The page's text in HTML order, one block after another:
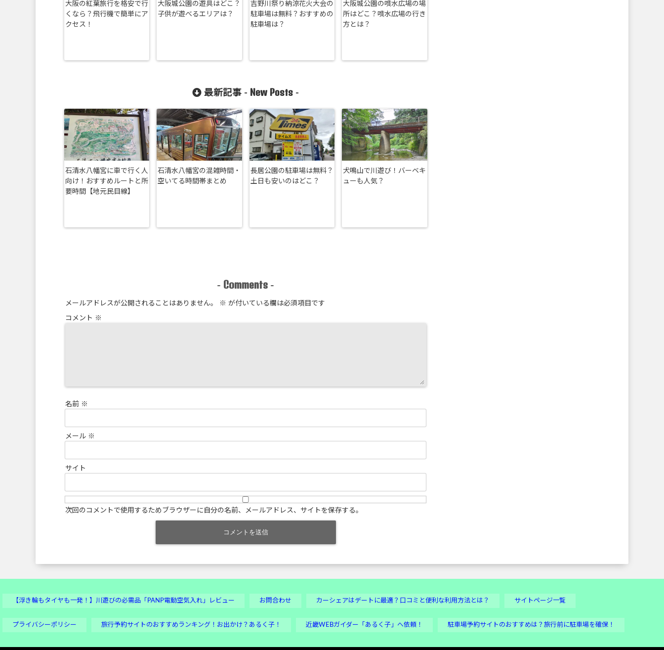
大阪の紅葉旅行を格安で行
くなら？飛行機で簡単にア
クセス！
大阪城公園の遊具はどこ？
子供が遊べるエリアは？
吉野川祭り納涼花火大会の
駐車場は無料？おすすめの
駐車場は？
大阪城公園の噴水広場の場
所はどこ？噴水広場の行き
方とは？
最新記事 - New Posts -
石清水八幡宮に車で行く人
向け！おすすめルートと所
要時間【地元民目線】
石清水八幡宮の混雑時間・
空いてる時間帯まとめ
長居公園の駐車場は無料？
土日も安いのはどこ？
犬鳴山で川遊び！バーベキ
ューも人気？
- Comments -
メールアドレスが公開されることはありません。 ※ が付いている欄は必須項目です
コメント ※
名前 ※
メール ※
サイト
次回のコメントで使用するためブラウザーに自分の名前、メールアドレス、サイトを保存する。
【浮き輪もタイヤも一発！】川遊びの必需品「PANP電動空気入れ」レビュー お問合わせ カーシェアはデートに最適？口コミと便利な利用方法とは？ サイトページ一覧
プライバシーポリシー 旅行予約サイトのおすすめランキング！お出かけ？あるく子！ 近畿WEBガイダー「あるく子」へ依頼！ 駐車場予約サイトのおすすめは？旅行前に駐車場を確保！